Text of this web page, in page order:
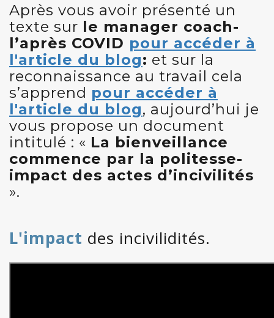
Après vous avoir présenté un
texte sur le manager coach-
l’après COVID pour accéder à
l'article du blog: et sur la
reconnaissance au travail cela
s’apprend pour accéder à
l'article du blog, aujourd’hui je
vous propose un document
intitulé : « La bienveillance
commence par la politesse-
impact des actes d’incivilités
».
L'impact des incivilidités.